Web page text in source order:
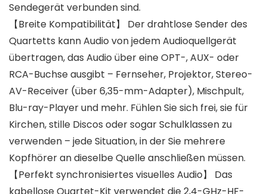
Sendegerät verbunden sind.
【Breite Kompatibilität】 Der drahtlose Sender des
Quartetts kann Audio von jedem Audioquellgerät
übertragen, das Audio über eine OPT-, AUX- oder
RCA-Buchse ausgibt – Fernseher, Projektor, Stereo-
AV-Receiver (über 6,35-mm-Adapter), Mischpult,
Blu-ray-Player und mehr. Fühlen Sie sich frei, sie für
Kirchen, stille Discos oder sogar Schulklassen zu
verwenden – jede Situation, in der Sie mehrere
Kopfhörer an dieselbe Quelle anschließen müssen.
【Perfekt synchronisiertes visuelles Audio】 Das